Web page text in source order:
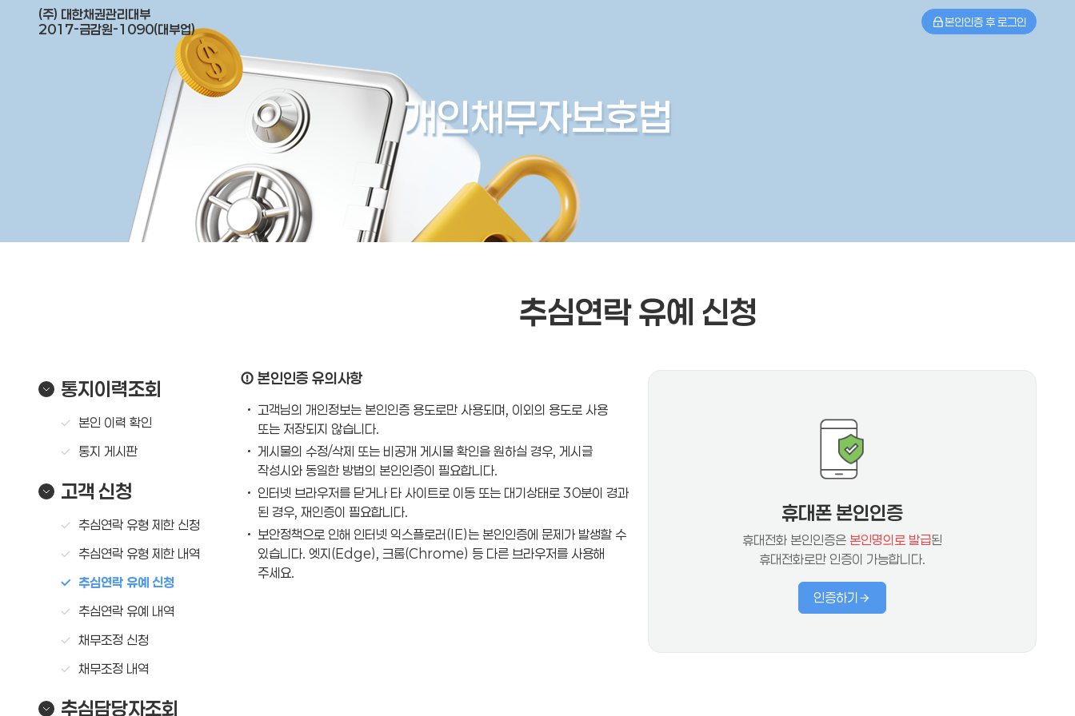
(주) 대한채권관리대부
2017-금감원-1090(대부업)
본인인증 후 로그인
개인채무자보호법
통지이력조회
본인 이력 확인
통지 게시판
고객 신청
추심연락 유형 제한 신청
추심연락 유형 제한 내역
추심연락 유예 신청
추심연락 유예 내역
채무조정 신청
채무조정 내역
추심담당자조회
추심연락 유예 신청
본인인증 유의사항
고객님의 개인정보는 본인인증 용도로만 사용되며, 이외의 용도로 사용
또는 저장되지 않습니다.
게시물의 수정/삭제 또는 비공개 게시물 확인을 원하실 경우, 게시글
작성시와 동일한 방법의 본인인증이 필요합니다.
인터넷 브라우저를 닫거나 타 사이트로 이동 또는 대기상태로 30분이 경과
된 경우, 재인증이 필요합니다.
보안정책으로 인해 인터넷 익스플로러(IE)는 본인인증에 문제가 발생할 수
있습니다. 엣지(Edge), 크롬(Chrome) 등 다른 브라우저를 사용해
주세요.
휴대폰 본인인증
휴대전화 본인인증은 본인명의로 발급된
휴대전화로만 인증이 가능합니다.
인증하기